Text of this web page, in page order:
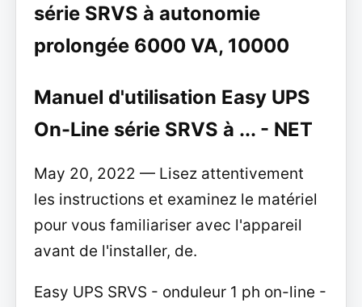
série SRVS à autonomie
prolongée 6000 VA, 10000
Manuel d'utilisation Easy UPS
On-Line série SRVS à ... - NET
May 20, 2022 — Lisez attentivement
les instructions et examinez le matériel
pour vous familiariser avec l'appareil
avant de l'installer, de.
Easy UPS SRVS - onduleur 1 ph on-line -